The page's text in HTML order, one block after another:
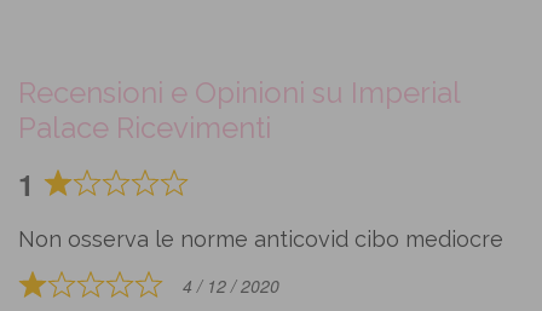
Recensioni e Opinioni su Imperial
Palace Ricevimenti
1
Rated
out
of
Non osserva le norme anticovid cibo mediocre
Rated
4 / 12 / 2020